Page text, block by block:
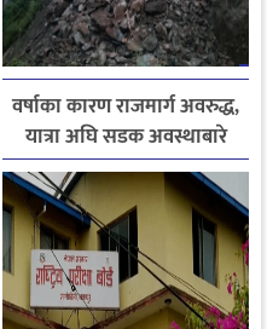
वर्षाका कारण राजमार्ग अवरुद्ध,
यात्रा अघि सडक अवस्थाबारे
जानकारी लिन आग्रह